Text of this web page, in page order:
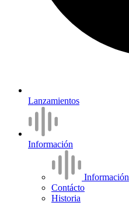
Lanzamientos
Información
Información
Contácto
Historia